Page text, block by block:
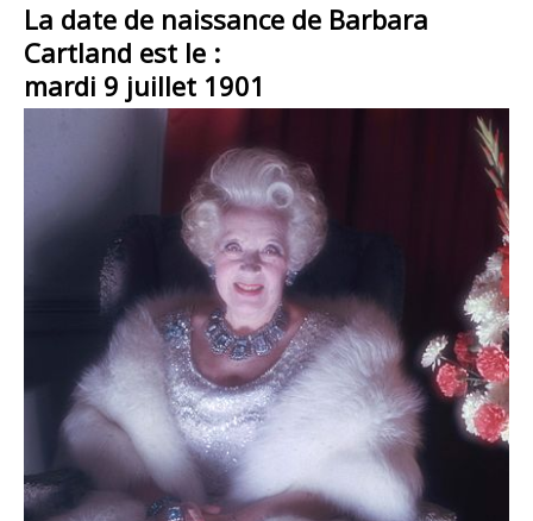
La date de naissance de Barbara
Cartland est le :
mardi 9 juillet 1901